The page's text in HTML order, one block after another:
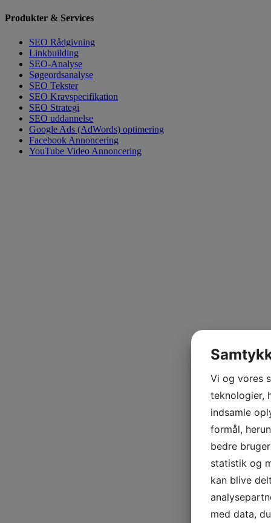
Produkter & Services
SEO Rådgivning
Linkbuilding
SEO-Analyse
Søgeordsanalyse
SEO Tekster
SEO Kravspecifikation
SEO Strategi
SEO uddannelse
Google Ads (AdWords) optimering
Facebook Annoncering
YouTube Video Annoncering
Vi og vores
teknologier,
indsamle
formål,
bedre
statistik og
kan blive
med data,